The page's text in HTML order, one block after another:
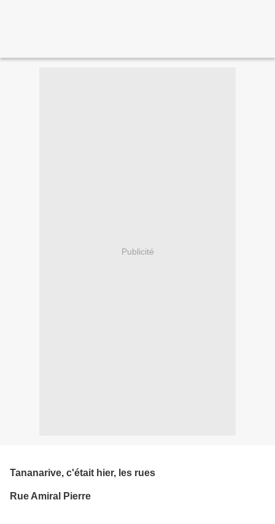
Publicité
Tananarive, c'était hier, les rues
Rue Amiral Pierre